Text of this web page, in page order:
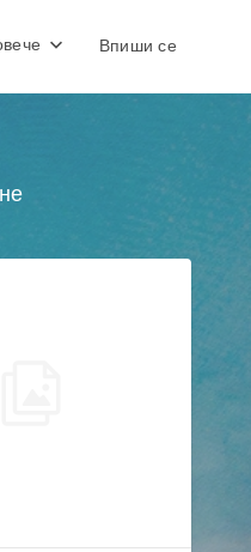
Впиши се